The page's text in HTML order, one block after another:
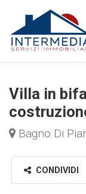
Villa in
Bagno Di
CONDIVIDI